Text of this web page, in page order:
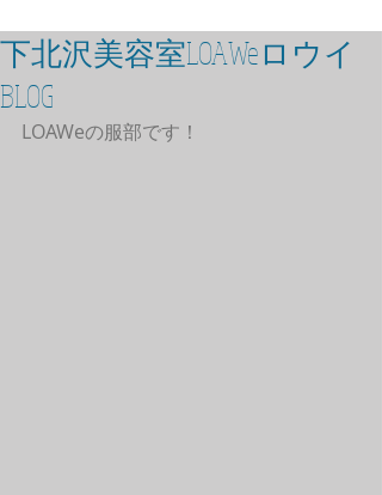
下北沢美容室LOAWeロウイ
BLOG
LOAWeの服部です！